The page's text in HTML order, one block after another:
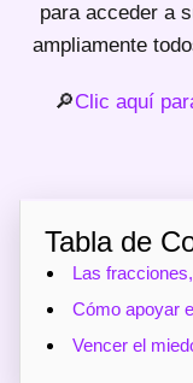
para acceder a
ampliamente
🔎Clic aquí
Tabla de
Las
Cómo apoyar
Vencer el